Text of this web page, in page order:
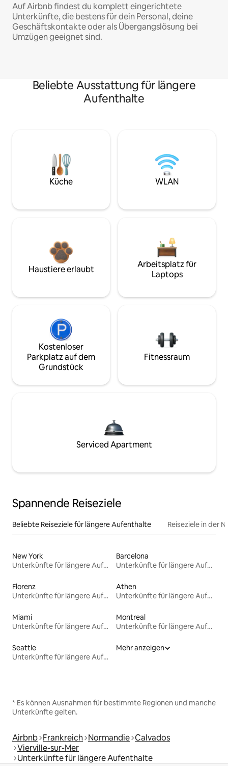
Auf Airbnb findest du komplett eingerichtete
Unterkünfte, die bestens für dein Personal, deine
Geschäftskontakte oder als Übergangslösung bei
Umzügen geeignet sind.
Beliebte Ausstattung für längere
Aufenthalte
Küche WLAN
Haustiere erlaubt
Arbeitsplatz für
Laptops
Kostenloser
Parkplatz auf dem
Grundstück
Fitnessraum
Serviced Apartment
Spannende Reiseziele
Beliebte Reiseziele für längere Aufenthalte Reiseziele in der
New York
Unterkünfte für längere Aufenthalte
Barcelona
Unterkünfte für längere Aufenthalte
Florenz
Unterkünfte für längere Aufenthalte
Athen
Unterkünfte für längere Aufenthalte
Miami
Unterkünfte für längere Aufenthalte
Montreal
Unterkünfte für längere Aufenthalte
Seattle
Unterkünfte für längere Aufenthalte
Mehr anzeigen
* Es können Ausnahmen für bestimmte Regionen und manche
Unterkünfte gelten.
Airbnb Frankreich Normandie Calvados
Vierville-sur-Mer
Unterkünfte für längere Aufenthalte